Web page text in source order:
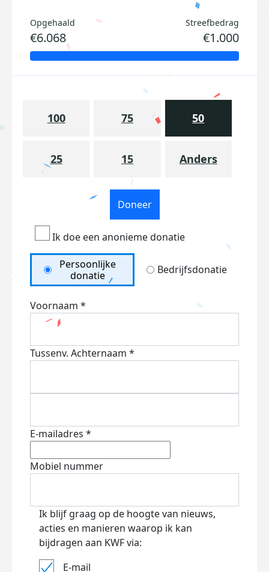
Opgehaald
€6.068
Streefbedrag
€1.000
100 75 50
25 15 Anders
Doneer
Ik doe een anonieme donatie
Persoonlijke
donatie
Bedrijfsdonatie
Voornaam *
Tussenv. Achternaam *
E-mailadres *
Mobiel nummer
Ik blijf graag op de hoogte van nieuws,
acties en manieren waarop ik kan
bijdragen aan KWF via:
E-mail